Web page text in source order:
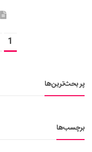
1
پر بحث‌ترین‌ها
برچسب‌ها